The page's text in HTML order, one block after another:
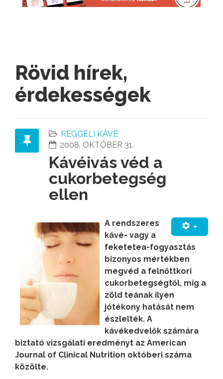
Rövid hírek,
érdekességek
REGGELI KÁVÉ
2008. OKTÓBER 31.
Kávéivás véd a
cukorbetegség
ellen
A rendszeres
kávé- vagy a
feketetea-fogyasztás
bizonyos mértékben
megvéd a felnőttkori
cukorbetegségtől, míg a
zöld teának ilyen
jótékony hatását nem
észlelték. A
kávékedvelők számára
biztató vizsgálati eredményt az American
Journal of Clinical Nutrition októberi száma
közölte.